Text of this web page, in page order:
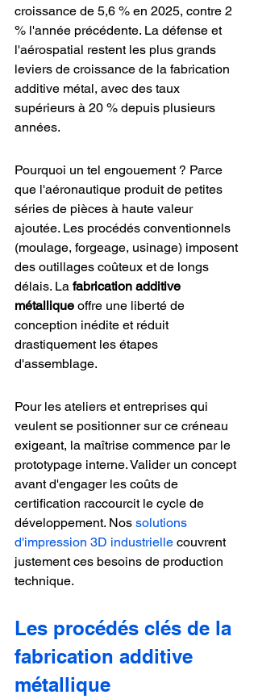
croissance de 5,6 % en 2025, contre 2
% l'année précédente. La défense et
l'aérospatial restent les plus grands
leviers de croissance de la fabrication
additive métal, avec des taux
supérieurs à 20 % depuis plusieurs
années.
Pourquoi un tel engouement ? Parce
que l'aéronautique produit de petites
séries de pièces à haute valeur
ajoutée. Les procédés conventionnels
(moulage, forgeage, usinage) imposent
des outillages coûteux et de longs
délais. La fabrication additive
métallique offre une liberté de
conception inédite et réduit
drastiquement les étapes
d'assemblage.
Pour les ateliers et entreprises qui
veulent se positionner sur ce créneau
exigeant, la maîtrise commence par le
prototypage interne. Valider un concept
avant d'engager les coûts de
certification raccourcit le cycle de
développement. Nos solutions
d'impression 3D industrielle couvrent
justement ces besoins de production
technique.
Les procédés clés de la
fabrication additive
métallique